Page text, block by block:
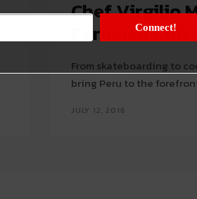
Chef Virgilio
Peruvian
From skateboarding to
bring Peru to the
JULY 12, 2016
Connect!